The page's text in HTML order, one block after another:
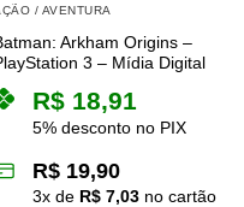
/ AVENTURA
Arkham Origins –
3 – Mídia Digital
R$ 18,91
5% desconto no PIX
R$ 19,90
3x de R$ 7,03 no cartão